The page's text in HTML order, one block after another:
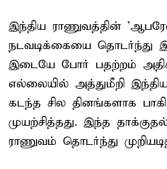
இந்திய ராணுவத்தின்
நடவடிக்கையை தொடர்ந்து
இடையே போர் பதற்றம்
எல்லையில் அத்துமீறி
கடந்த சில தினங்களாக
முயற்சித்தது. இந்த
ராணுவம் தொடர்ந்து